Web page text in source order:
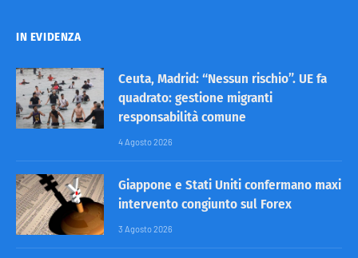
IN EVIDENZA
Ceuta, Madrid: “Nessun rischio”. UE fa
quadrato: gestione migranti
responsabilità comune
4 Agosto 2026
Giappone e Stati Uniti confermano maxi
intervento congiunto sul Forex
3 Agosto 2026